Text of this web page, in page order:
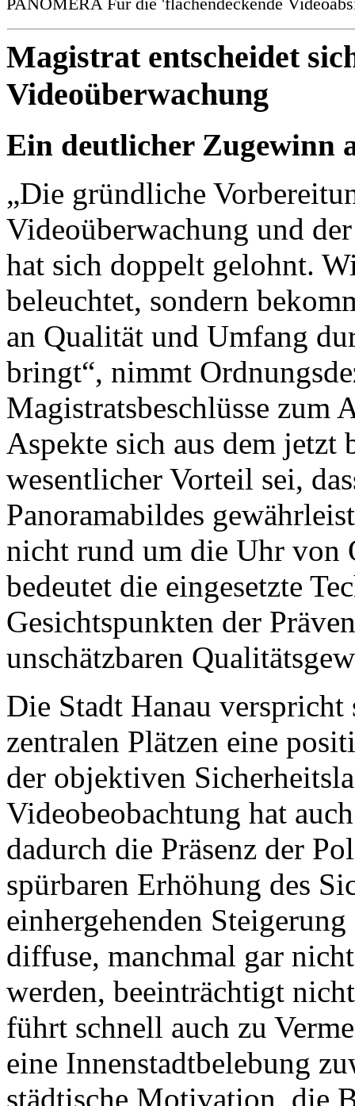
Magistrat entscheidet
Videoüberwachung
Ein deutlicher Zugewinn
„Die gründliche
Videoüberwachung und
hat sich doppelt gelohnt.
beleuchtet, sondern
an Qualität und Umfang
bringt“, nimmt
Magistratsbeschlüsse zum
Aspekte sich aus dem jetzt
wesentlicher Vorteil sei,
Panoramabildes
nicht rund um die Uhr von
bedeutet die eingesetzte
Gesichtspunkten der
unschätzbaren
Die Stadt Hanau
zentralen Plätzen eine
der objektiven
Videobeobachtung hat
dadurch die Präsenz der
spürbaren Erhöhung des
einhergehenden
diffuse, manchmal gar
werden, beeinträchtigt
führt schnell auch zu
eine Innenstadtbelebung
städtische Motivation, die